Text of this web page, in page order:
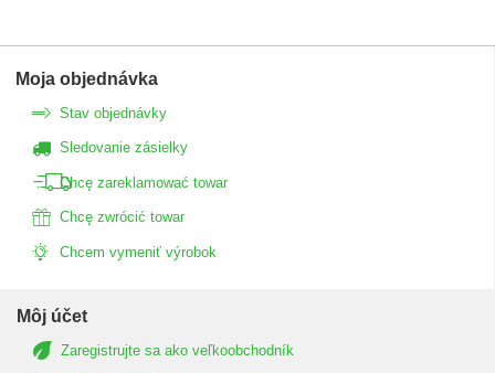
Moja objednávka
Stav objednávky
Sledovanie zásielky
Chcę zareklamować towar
Chcę zwrócić towar
Chcem vymeniť výrobok
Môj účet
Zaregistrujte sa ako veľkoobchodník